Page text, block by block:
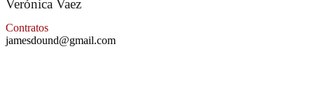
Verónica Vaez
Contratos
jamesdound@gmail.com